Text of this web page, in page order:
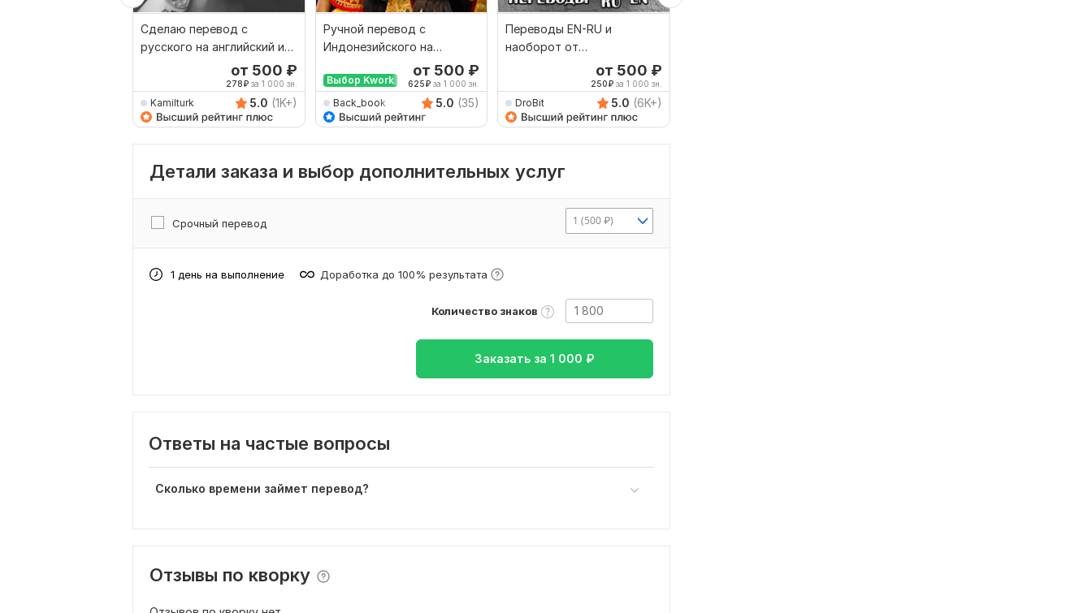
Сделаю перевод с
русского на английский и
от 500 ₽
278₽за 1 000 зн.
Kamilturk 5.0 (1K+)
Ручной перевод с
Индонезийского на
Русский и наоборот
Выбор Kwork
от 500 ₽
625₽ за 1 000 зн.
Back_book 5.0 (35)
Переводы EN-RU и
наоборот от
от 500 ₽
250₽за 1 000 зн.
DroBit 5.0 (6K+)
Детали заказа и выбор дополнительных услуг
Срочный перевод 1 (500 ₽)
1 день на выполнение Доработка до 100% результата
Количество знаков
Заказать за 1 000 ₽
Ответы на частые вопросы
Сколько времени займет перевод?
Отзывы по кворку